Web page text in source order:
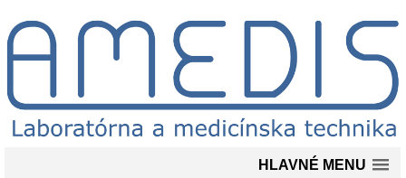
HLAVNÉ MENU